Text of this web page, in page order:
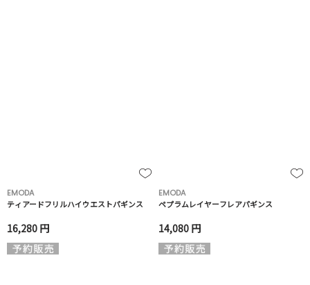
EMODA
ティアードフリルハイウエストパギンス
16,280 円
EMODA
ペプラムレイヤーフレアパギンス
14,080 円